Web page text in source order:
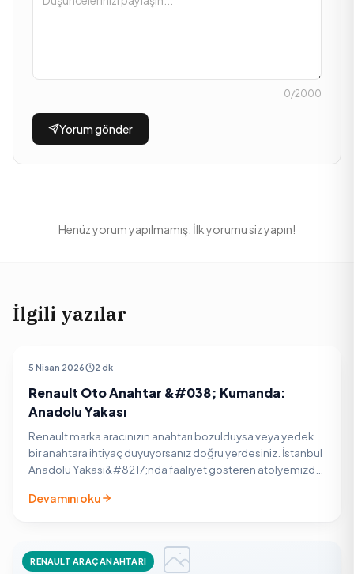
0/2000
Yorum gönder
Henüz yorum yapılmamış. İlk yorumu siz yapın!
İlgili yazılar
RENAULT ARAÇ ANAHTARI
5 Nisan 2026 2 dk
Renault Oto Anahtar &#038; Kumanda:
Anadolu Yakası
Renault marka aracınızın anahtarı bozulduysa veya yedek
bir anahtara ihtiyaç duyuyorsanız doğru yerdesiniz. İstanbul
Anadolu Yakası&#8217;nda faaliyet gösteren atölyemizde,
Devamını oku
RENAULT ARAÇ ANAHTARI